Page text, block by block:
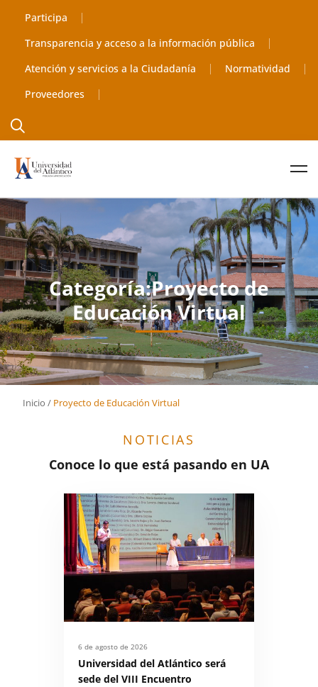
Participa
Transparencia y acceso a la información pública
Atención y servicios a la Ciudadanía
Normatividad
Proveedores
Categoría:Proyecto de
Educación Virtual
Inicio /Proyecto de Educación Virtual
NOTICIAS
Conoce lo que está pasando en UA
6 de agosto de 2026
Universidad del Atlántico será
sede del VIII Encuentro